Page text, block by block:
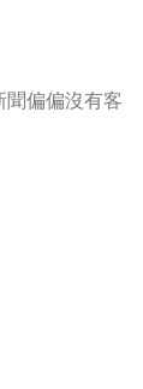
聞偏偏沒有客